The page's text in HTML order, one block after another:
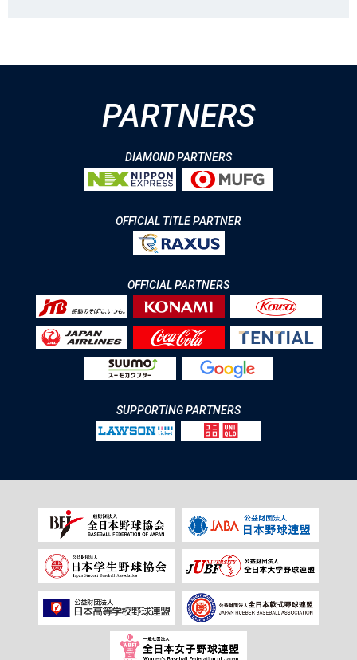
PARTNERS
DIAMOND PARTNERS
OFFICIAL TITLE PARTNER
OFFICIAL PARTNERS
SUPPORTING PARTNERS